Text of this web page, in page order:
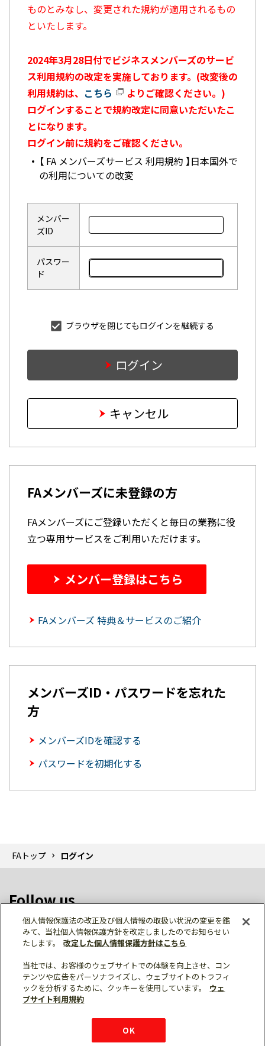
ものとみなし、変更された規約が適用されるもの
といたします。
2024年3月28日付でビジネスメンバーズのサービ
ス利用規約の改定を実施しております。(改変後の
利用規約は、 こちら
よりご確認ください。)
ログインすることで規約改定に同意いただいたこ
とになります。
ログイン前に規約をご確認ください。
【 FA メンバーズサービス 利用規約 】日本国外で
の利用についての改変
メンバー
ズID
パスワー
ド
ブラウザを閉じてもログインを継続する
ログイン
キャンセル
FAメンバーズに未登録の方
FAメンバーズにご登録いただくと毎日の業務に役
立つ専用サービスをご利用いただけます。
メンバー登録はこちら
FAメンバーズ 特典＆サービスのご紹介
メンバーズID・パスワードを忘れた
方
メンバーズIDを確認する
パスワードを初期化する
FAトップ ログイン
Follow us
個人情報保護 利用規約
ご利用にあたって
サイトマップ
三菱電機トップ
個人情報保護法の改正及び個人情報の取扱い状況の変更を鑑
みて、当社個人情報保護方針を改定しましたのでお知らせい
たします。
改定した個人情報保護方針はこちら
当社では、お客様のウェブサイトでの体験を向上させ、コン
テンツや広告をパーソナライズし、ウェブサイトのトラフィ
ックを分析するために、クッキーを使用しています。
ウェ
ブサイト利用規約
OK
チャットサービス